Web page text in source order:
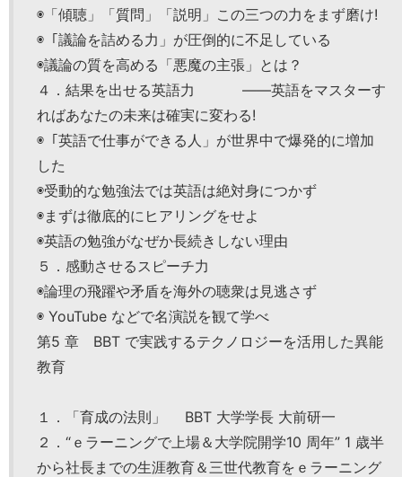
◉「傾聴」「質問」「説明」この三つの力をまず磨け!
◉「議論を詰める力」が圧倒的に不足している
◉議論の質を高める「悪魔の主張」とは？
４．結果を出せる英語力 ――英語をマスターす
ればあなたの未来は確実に変わる!
◉「英語で仕事ができる人」が世界中で爆発的に増加
した
◉受動的な勉強法では英語は絶対身につかず
◉まずは徹底的にヒアリングをせよ
◉英語の勉強がなぜか長続きしない理由
５．感動させるスピーチ力
◉論理の飛躍や矛盾を海外の聴衆は見逃さず
◉ YouTube などで名演説を観て学べ
第5 章 BBT で実践するテクノロジーを活用した異能
教育
１．「育成の法則」 BBT 大学学長 大前研一
２．“ｅラーニングで上場＆大学院開学10 周年” 1 歳半
から社長までの生涯教育＆三世代教育をｅラーニング